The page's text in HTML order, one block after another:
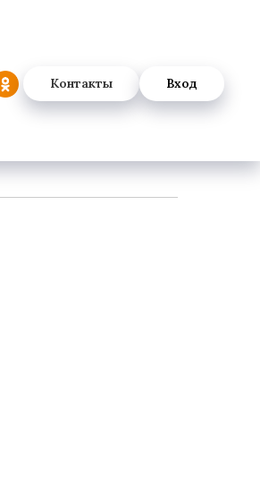
Контакты Вход